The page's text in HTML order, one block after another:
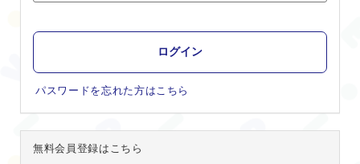
パスワードを忘れた方はこちら
無料会員登録はこちら